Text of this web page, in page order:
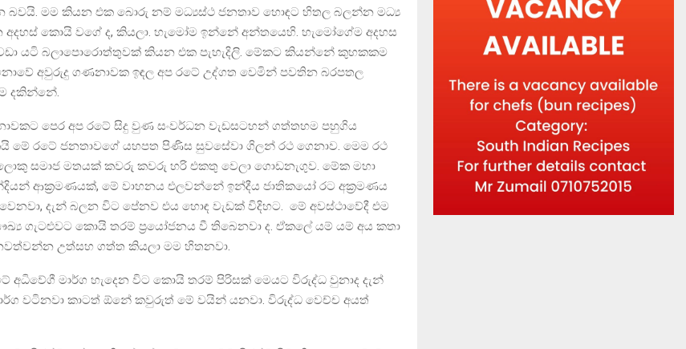
බවයි. මම කියන එක බොරු නම් මධ්‍යස්ථ ජනතාව හොඳට හිතල බලන්න මධ්‍ය
අදහස් කොයි වගේ ද, කියලා. හැමෝම ඉන්නේ අන්තයෙහි. හැමෝගේම අදහස
යටි බලාපොරොත්තුවක් කියන එක පැහැදිලි. මේකට කියන්නේ කුහකකම
අවුරුදු ගණනාවක ඉඳල අප රටේ උද්ගත වෙමින් පවතින බරපතල
දකින්නේ.
පෙර අප රටේ සිදු වුණ සංවර්ධන වැඩසටහන් ගත්තහම පහුගිය
මේ රටේ ජනතාවගේ යහපත පිණිස සුවසේවා ගිලන් රථ ගෙනාව. මෙම රථ
සමාජ මතයක් කවරු කවරු හරි එකතු වෙලා ගොඩනැගුව. මේක මහා
ආක්‍රමණයක්, මේ වාහනය එලවන්නේ ඉන්දීය ජාතිකයෝ රට අක්‍රමණය
දැන් බලන විට පේනව එය හොඳ වැඩක් විදිහට. මේ අවස්ථාවේදී එම
ගැටළුවට කොයි තරම් ප්‍රයෝජනය වී තිබෙනවා ද. ඒකලේ යම් යම් අය කතා
උත්සහ ගත්ත කියලා මම හිතනවා.
අධිවේගී මාර්ග හැදෙන විට කොයි තරම් පිරිසක් මෙයට විරුද්ධ වුනාද දැන්
වටිනවා කාටත් ඕනේ කවුරුත් මේ වයින් යනවා. විරුද්ධ වෙච්ච අයත්